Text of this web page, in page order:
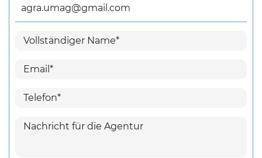
agra.umag@gmail.com